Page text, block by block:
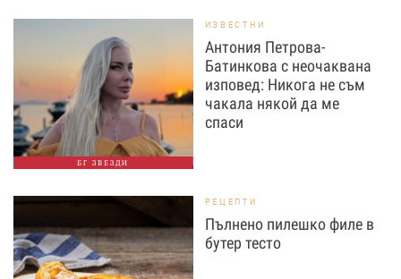
БГ ЗВЕЗДИ
ИЗВЕСТНИ
Антония Петрова-
Батинкова с неочаквана
изповед: Никога не съм
чакала някой да ме
спаси
РЕЦЕПТИ
Пълнено пилешко филе в
бутер тесто